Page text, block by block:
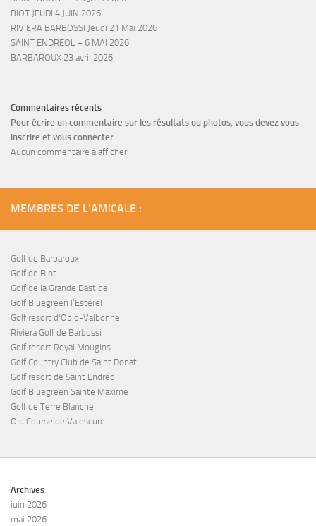
BIOT JEUDI 4 JUIN 2026
RIVIERA BARBOSSI Jeudi 21 Mai 2026
SAINT ENDREOL – 6 MAI 2026
BARBAROUX 23 avril 2026
Commentaires récents
Pour écrire un commentaire sur les résultats ou photos, vous devez vous
inscrire et vous connecter.
Aucun commentaire à afficher.
MEMBRES DE L'AMICALE :
Golf de Barbaroux
Golf de Biot
Golf de la Grande Bastide
Golf Bluegreen l’Estérel
Golf resort d'Opio-Valbonne
Riviera Golf de Barbossi
Golf resort Royal Mougins
Golf Country Club de Saint Donat
Golf resort de Saint Endréol
Golf Bluegreen Sainte Maxime
Golf de Terre Blanche
Old Course de Valescure
Archives
juin 2026
mai 2026